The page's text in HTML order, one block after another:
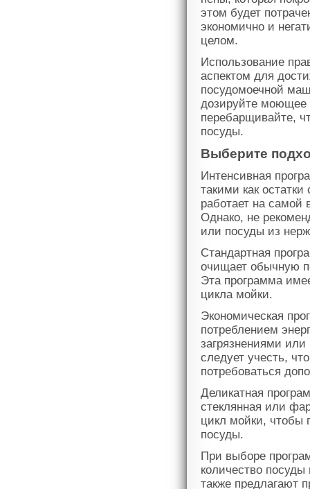
этом будет
экономично и
целом.
Использование
аспектом для
посудомоечной
дозируйте моющее
перебарщивайте,
посуды.
Выберите
Интенсивная
такими как
работает на самой
Однако, не
или посуды из
Стандартная
очищает обычную
Эта программа
цикла мойки.
Экономическая
потреблением
загрязнениями
следует учесть,
потребоваться
Деликатная
стеклянная или
цикл мойки, чтобы
посуды.
При выборе
количество
также предлагают